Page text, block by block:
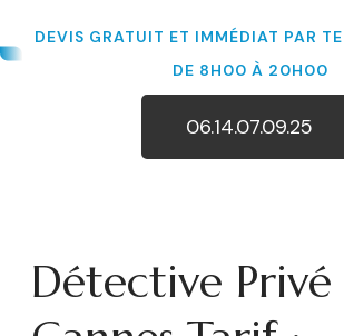
DEVIS GRATUIT ET IMMÉDIAT PAR
DE 8H00 À 20H00
06.14.07.09.25
Détective Privé